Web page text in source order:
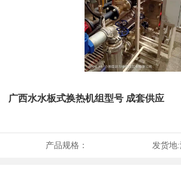
广西水水板式换热机组型号 成套供应
产品规格： 发货地: